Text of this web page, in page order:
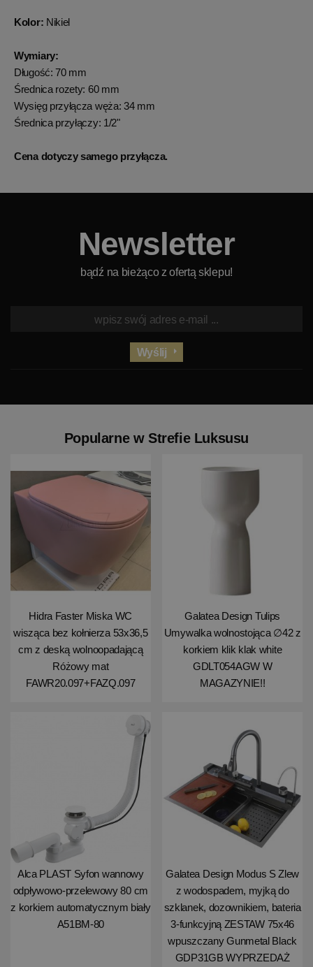
Kolor: Nikiel
Wymiary:
Długość: 70 mm
Średnica rozety: 60 mm
Wysięg przyłącza węża: 34 mm
Średnica przyłączy: 1/2"
Cena dotyczy samego przyłącza.
Newsletter
bądź na bieżąco z ofertą sklepu!
Wyślij
Popularne w Strefie Luksusu
Hidra Faster Miska WC
wisząca bez kołnierza 53x36,5
cm z deską wolnoopadającą
Różowy mat
FAWR20.097+FAZQ.097
Galatea Design Tulips
Umywalka wolnostojąca ∅42 z
korkiem klik klak white
GDLT054AGW W
MAGAZYNIE!!
Alca PLAST Syfon wannowy
odpływowo-przelewowy 80 cm
z korkiem automatycznym biały
A51BM-80
Galatea Design Modus S Zlew
z wodospadem, myjką do
szklanek, dozownikiem, bateria
3-funkcyjną ZESTAW 75x46
wpuszczany Gunmetal Black
GDP31GB WYPRZEDAŻ